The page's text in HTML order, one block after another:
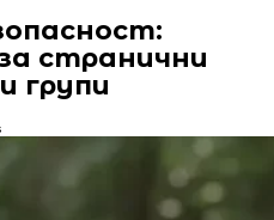
странични
групи